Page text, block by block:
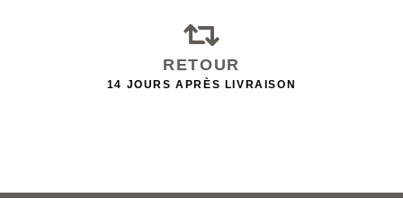
RETOUR
14 JOURS APRÈS LIVRAISON